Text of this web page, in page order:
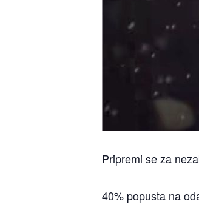
Pripremi se za
40% popusta na